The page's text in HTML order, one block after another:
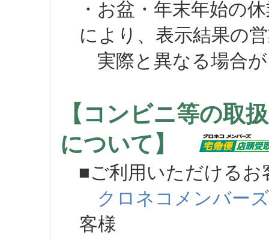
・お盆・年末年始の
により、表示結果の
実際と異なる場合が
【コンビニ等の取
について】
■ご利用いただけるお
クロネコメンバーズ
客様